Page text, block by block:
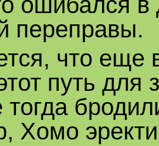
переправы.
что
путь
Хомо